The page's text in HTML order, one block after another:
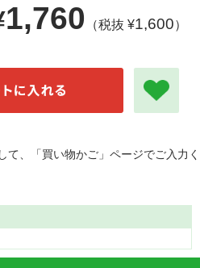
1,760 （税抜 ¥1,600）
、「買い物かご」ページでご入力く